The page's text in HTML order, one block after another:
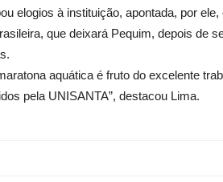
elogios à instituição, apontada, por ele,
que deixará Pequim, depois de
aquática é fruto do excelente
pela UNISANTA”, destacou Lima.